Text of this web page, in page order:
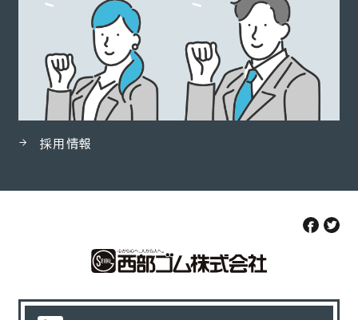
採用情報